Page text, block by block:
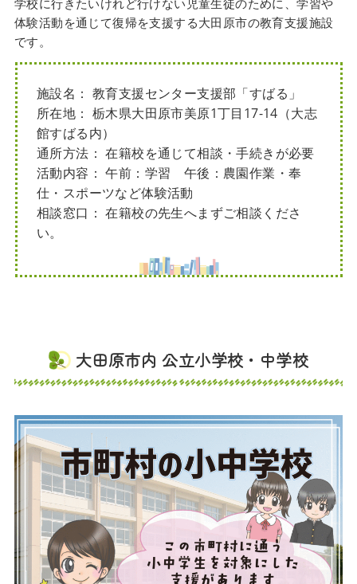
学校に行きたいけれど行けない児童生徒のために、学習や
体験活動を通じて復帰を支援する大田原市の教育支援施設
です。
施設名： 教育支援センター支援部「すばる」
所在地： 栃木県大田原市美原1丁目17-14（大志
館すばる内）
通所方法： 在籍校を通じて相談・手続きが必要
活動内容： 午前：学習 午後：農園作業・奉
仕・スポーツなど体験活動
相談窓口： 在籍校の先生へまずご相談くださ
い。
大田原市内 公立小学校・中学校